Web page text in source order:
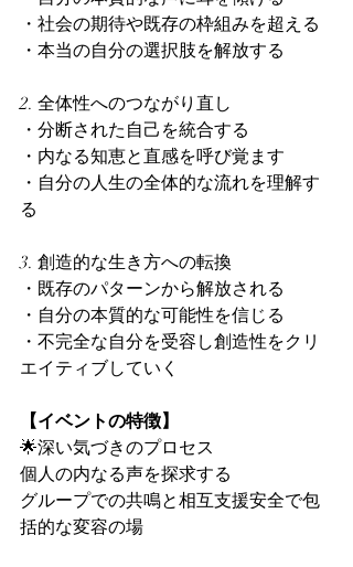
・社会の期待や既存の枠組みを超える
・本当の自分の選択肢を解放する
2. 全体性へのつながり直し
・分断された自己を統合する
・内なる知恵と直感を呼び覚ます
・自分の人生の全体的な流れを理解す
る
3. 創造的な生き方への転換
・既存のパターンから解放される
・自分の本質的な可能性を信じる
・不完全な自分を受容し創造性をクリ
エイティブしていく
【イベントの特徴】
🌟深い気づきのプロセス
個人の内なる声を探求する
グループでの共鳴と相互支援安全で包
括的な変容の場